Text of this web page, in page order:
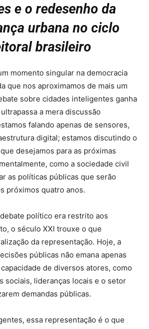
e o redesenho da
urbana no ciclo
brasileiro
momento singular na democracia
que nos aproximamos de mais um
sobre cidades inteligentes ganha
a mera discussão
falando apenas de sensores,
digital; estamos discutindo o
desejamos para as próximas
como a sociedade civil
as políticas públicas que serão
próximos quatro anos.
político era restrito aos
o século XXI trouxe o que
da representação. Hoje, a
públicas não emana apenas
de diversos atores, como
sociais, lideranças locais e o setor
demandas públicas.
essa representação é o que